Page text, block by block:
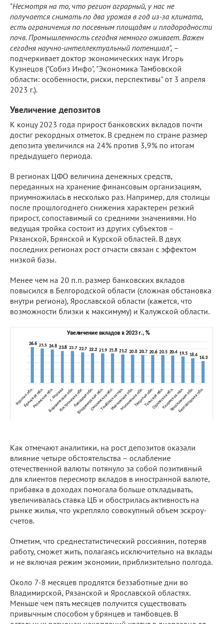
"Несмотря на то, что регион аграрный, у нас не
получается снимать по два урожая в год из-за климата,
есть ограничения по посевным площадям и плодородности
почв. Промышленность сегодня немного оживает. Важен
сегодня научно-интеллектуальный потенциал", –
подчеркивает доктор экономических наук Игорь
Кузнецов ("Собиз Инфо", "Экономика Тамбовской
области: особенности, риски, перспективы" от 3 апреля
2023 г.).
Увеличение депозитов
К концу 2023 года прирост банковских вкладов почти
достиг рекордных отметок. В среднем по стране размер
депозита увеличился на 24% против 3,9% по итогам
предыдущего периода.
В регионах ЦФО величина денежных средств,
переданных на хранение финансовым организациям,
приумножилась в несколько раз. Например, для столицы
после прошлогоднего снижения характерен резкий
прирост, сопоставимый со средними значениями. Но
ведущая тройка состоит из других субъектов –
Рязанской, Брянской и Курской областей. В двух
последних регионах рост отчасти связан с эффектом
низкой базы.
Менее чем на 20 п.п. размер банковских вкладов
повысился в Белгородской области (сложная обстановка
внутри региона), Ярославской области (кажется, что
возможности близки к максимуму) и Калужской области.
Как отмечают аналитики, на рост депозитов оказали
влияние четыре обстоятельства – ослабление
отечественной валюты потянуло за собой позитивный
для клиентов пересмотр вкладов в иностранной валюте,
прибавка в доходах помогала больше откладывать,
увеличивалась ставка ЦБ и обострилась активность на
рынке жилья, что укрепляло совокупный объем эскроу-
счетов.
Отметим, что среднестатистический россиянин, потеряв
работу, сможет жить, полагаясь исключительно на вклады
и не включая режим экономии, приблизительно полгода.
Около 7-8 месяцев продлятся беззаботные дни во
Владимирской, Рязанской и Ярославской областях.
Меньше чем пять месяцев получится существовать
привычным способом у брянцев и тамбовцев. В